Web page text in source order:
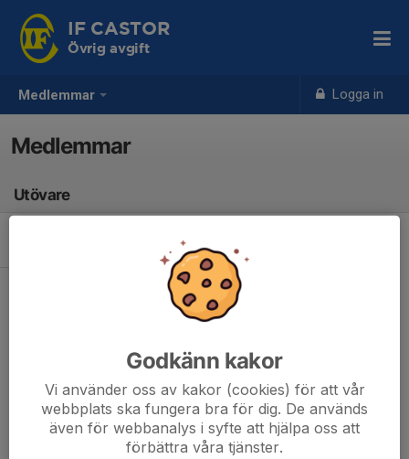
Medlemmar Logga in
IF CASTOR
Övrig avgift
Medlemmar
Utövare
Det finns inga utövare
Godkänn kakor
Vi använder oss av kakor (cookies) för att vår
webbplats ska fungera bra för dig. De används
även för webbanalys i syfte att hjälpa oss att
förbättra våra tjänster.